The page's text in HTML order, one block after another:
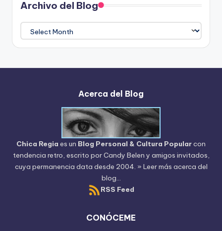
Archivo del Blog
Archivo
del
Blog
Acerca del Blog
Chica Regia es un Blog Personal & Cultura Popularcon
tendencia retro, escrito porCandy Belen y amigos invitados,
cuya permanencia data desde 2004. » Leer más acerca del
blog...
RSS Feed
CONÓCEME